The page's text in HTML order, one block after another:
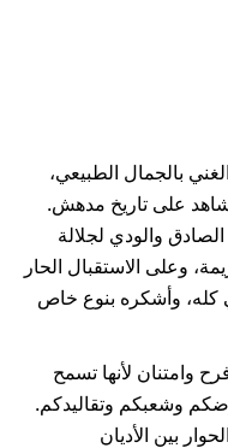
بالجمال الطبيعي،
على تاريخ مدهش.
والودي لجلالة
وعلى الاستقبال الحار
كله، وأشكره بنوع خاص
وامتنان لأنها تسمح
وشعبكم وتقاليدكم.
بين الأديان